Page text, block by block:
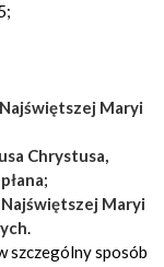
Maryi
Chrystusa,
;
Maryi
.
szczególny sposób